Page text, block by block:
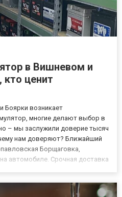
в Вишневом и
кто ценит
Боярки возникает
многие делают выбор в
– мы заслужили доверие тысяч
нам доверяют? Ближайший
Борщаговка,
автомобиле. Срочная доставка